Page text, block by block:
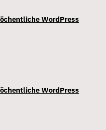
WordPress
WordPress